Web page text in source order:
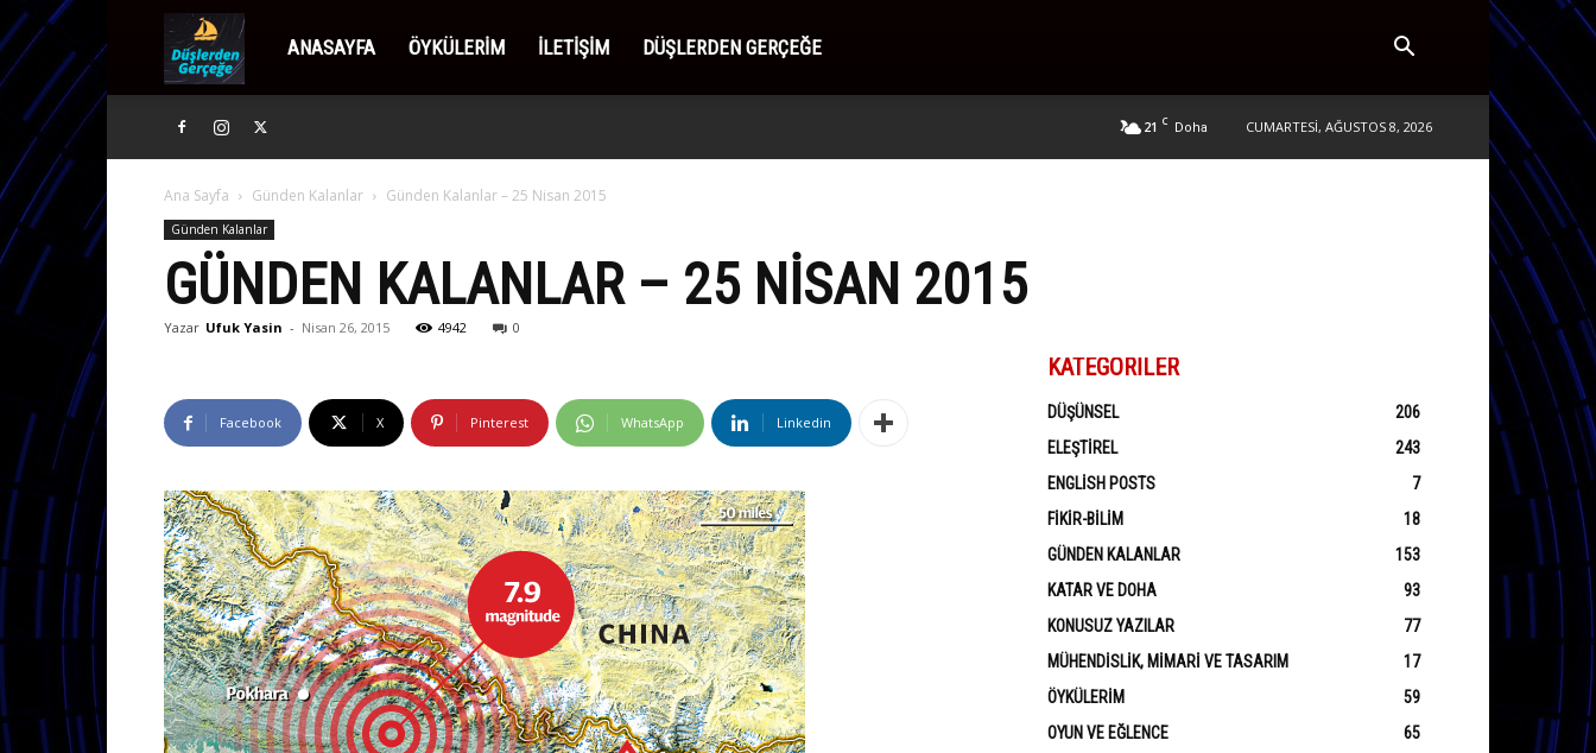
Düşlerden
ANASAYFA ÖYKÜLERIM İLETIŞIM DÜŞLERDEN GERÇEĞE
21 C Doha CUMARTESI, AĞUSTOS 8, 2026
Ana Sayfa Günden Kalanlar Günden Kalanlar – 25 Nisan 2015
Günden Kalanlar
GÜNDEN KALANLAR – 25 NISAN 2015
Yazar Ufuk Yasin - Nisan 26, 2015 4942 0
Facebook X Pinterest WhatsApp Linkedin
KATEGORILER
DÜŞÜNSEL
206
ELEŞTIREL
243
ENGLISH POSTS
7
FIKIR-BILIM
18
GÜNDEN KALANLAR
153
KATAR VE DOHA
93
KONUSUZ YAZILAR
77
MÜHENDISLIK, MIMARI VE TASARIM
17
ÖYKÜLERIM
59
OYUN VE EĞLENCE
65